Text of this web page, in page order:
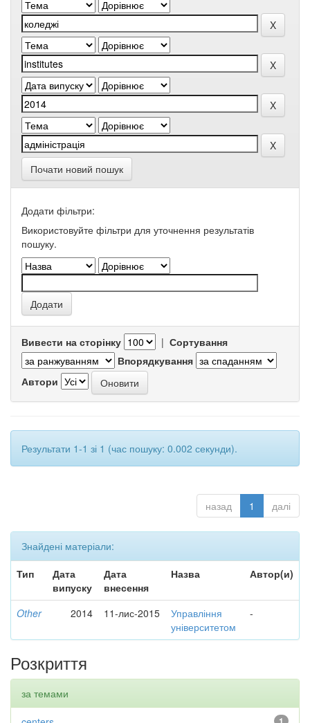
Почати новий пошук
Додати фільтри:
Використовуйте фільтри для уточнення результатів
пошуку.
Вивести на сторінку | Сортування
Впорядкування
Автори
Результати 1-1 зі 1 (час пошуку: 0.002 секунди).
назад 1 далі
Знайдені матеріали:
Тип
Дата
випуску
Дата
внесення
Назва Автор(и)
Other 2014 11-лис-2015
Управління
університетом
-
Розкриття
за темами